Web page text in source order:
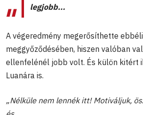
legjobb...
A végeredmény megerősíthette ebbéli
meggyőződésében, hiszen valóban
ellenfelénél jobb volt. És külön kitért
Luanára is.
„Nélküle nem lennék itt! Motiváljuk,